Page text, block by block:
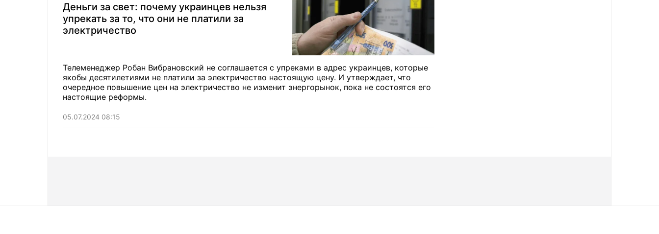
Деньги за свет: почему украинцев нельзя
упрекать за то, что они не платили за
электричество
Телеменеджер Робан Вибрановский не соглашается с упреками в адрес украинцев, которые
якобы десятилетиями не платили за электричество настоящую цену. И утверждает, что
очередное повышение цен на электричество не изменит энергорынок, пока не состоятся его
настоящие реформы.
05.07.2024 08:15